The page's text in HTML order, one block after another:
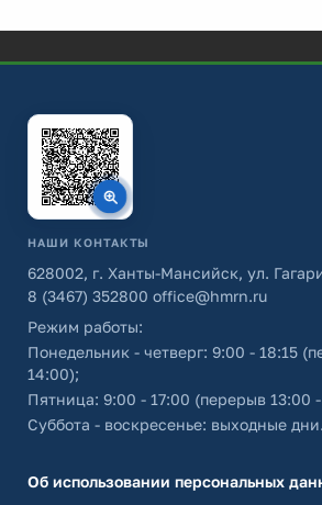
НАШИ КОНТАКТЫ
628002, г. Ханты-Мансийск, ул.
8 (3467) 352800 office@hmrn.ru
Режим работы:
Понедельник - четверг: 9:00 - 18:15
14:00);
Пятница: 9:00 - 17:00 (перерыв 13:00
Суббота - воскресенье: выходные дни.
Об использовании персональных